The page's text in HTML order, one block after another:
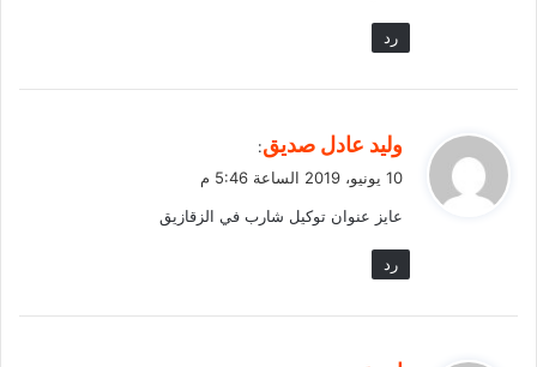
رد
ل
وليد عادل صديق:
10 يونيو، 2019 الساعة 5:46 م
عايز عنوان توكيل شارب في الزقازيق
رد